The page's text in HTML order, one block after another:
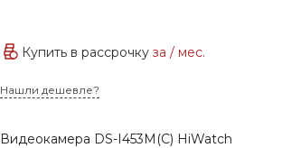
Купить в рассрочкуза/ мес.
Нашли дешевле?
Видеокамера DS-I453M(C) HiWatch